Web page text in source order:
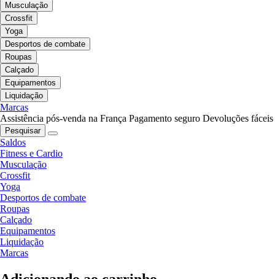
Musculação
Crossfit
Yoga
Desportos de combate
Roupas
Calçado
Equipamentos
Liquidação
Marcas
Assistência pós-venda na França Pagamento seguro Devoluções fáceis
Pesquisar
Saldos
Fitness e Cardio
Musculação
Crossfit
Yoga
Desportos de combate
Roupas
Calçado
Equipamentos
Liquidação
Marcas